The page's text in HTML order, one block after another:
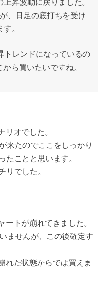
、日足の底打ちを受け
。
トレンドになっているの
ら買いたいですね。
リオでした。
来たのでここをしっかり
たことと思います。
リでした。
ートが崩れてきました。
ませんが、この後確定す
れた状態からでは買えま